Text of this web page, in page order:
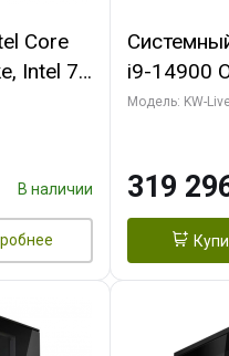
Core
Intel 7,
(2
В наличии
i9-14900
C24
GDDR7
Модель: KW-
319